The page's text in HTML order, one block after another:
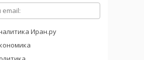
Иран.ру